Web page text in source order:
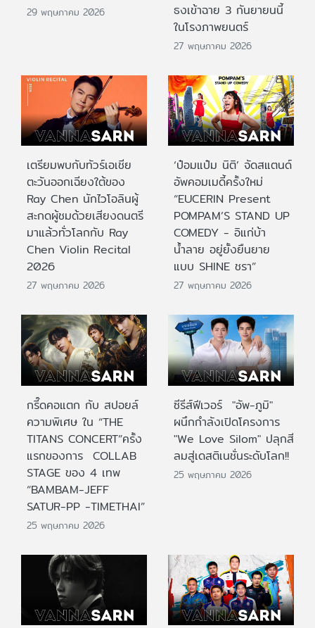
29 พฤษภาคม 2026
ธงเข้าฉาย 3 กันยายนนี้
ในโรงภาพยนตร์
27 พฤษภาคม 2026
เตรียมพบกับทัวร์เอเชีย
ตะวันออกเฉียงใต้ของ
Ray Chen นักไวโอลินผู้
สะกดผู้ชมด้วยเสียงดนตรี
มาแล้วทั่วโลกกับ Ray
Chen Violin Recital
2026
27 พฤษภาคม 2026
‘ป๋อมแป๋ม นิติ’ จัดสแตนด์
อัพคอมเมดี้ครั้งใหม่
“EUCERIN Present
POMPAM’S STAND UP
COMEDY - อิแก่บ้า
น้ำลาย อยู่ยั้งยืนยาย
แบบ SHINE ชรา”
27 พฤษภาคม 2026
กรี๊ดคอแตก กับ สปอยล์
ความพิเศษ ใน “THE
TITANS CONCERT”ครั้ง
แรกของการ COLLAB
STAGE ของ 4 เทพ
“BAMBAM-JEFF
SATUR-PP -TIMETHAI”
25 พฤษภาคม 2026
ซีรีส์ฟีเวอร์ "อัพ-ภูมิ"
ผนึกกำลังเปิดโครงการ
"We Love Silom" ปลุกสี
ลมสู่เดสติเนชั่นระดับโลก!!
25 พฤษภาคม 2026